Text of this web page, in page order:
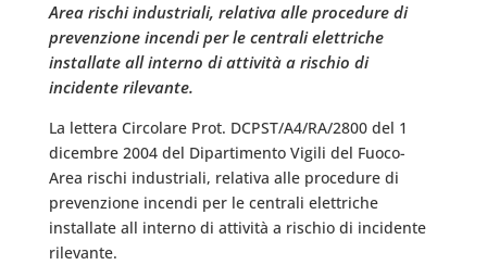
Area rischi industriali, relativa alle procedure di
prevenzione incendi per le centrali elettriche
installate all interno di attività a rischio di
incidente rilevante.
La lettera Circolare Prot. DCPST/A4/RA/2800 del 1
dicembre 2004 del Dipartimento Vigili del Fuoco-
Area rischi industriali, relativa alle procedure di
prevenzione incendi per le centrali elettriche
installate all interno di attività a rischio di incidente
rilevante.